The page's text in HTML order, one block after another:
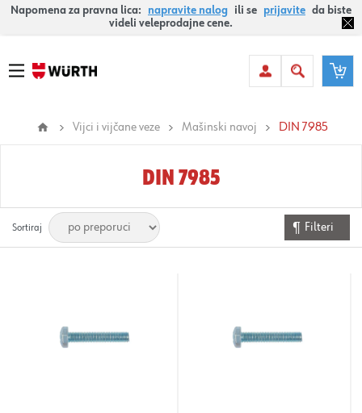
Napomena za pravna lica: napravite nalog ili se prijavite da biste
videli veleprodajne cene.
Vijci i vijčane veze Mašinski navoj DIN 7985
DIN 7985
Sortiraj Filteri